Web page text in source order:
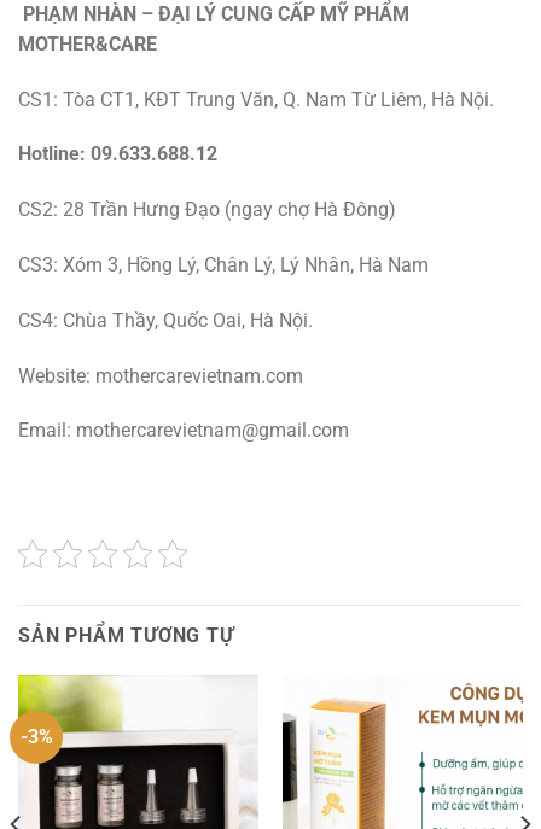
PHẠM NHÀN – ĐẠI LÝ CUNG CẤP MỸ PHẨM
MOTHER&CARE
CS1: Tòa CT1, KĐT Trung Văn, Q. Nam Từ Liêm, Hà Nội.
Hotline: 09.633.688.12
CS2: 28 Trần Hưng Đạo (ngay chợ Hà Đông)
CS3: Xóm 3, Hồng Lý, Chân Lý, Lý Nhân, Hà Nam
CS4: Chùa Thầy, Quốc Oai, Hà Nội.
Website: mothercarevietnam.com
Email: mothercarevietnam@gmail.com
SẢN PHẨM TƯƠNG TỰ
-3%